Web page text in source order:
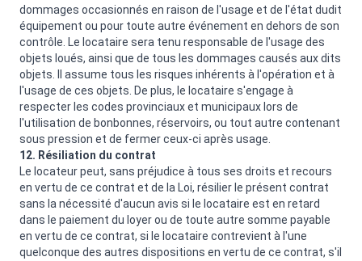
dommages occasionnés en raison de l'usage et de l'état dudit
équipement ou pour toute autre événement en dehors de son
contrôle. Le locataire sera tenu responsable de l'usage des
objets loués, ainsi que de tous les dommages causés aux dits
objets. Il assume tous les risques inhérents à l'opération et à
l'usage de ces objets. De plus, le locataire s'engage à
respecter les codes provinciaux et municipaux lors de
l'utilisation de bonbonnes, réservoirs, ou tout autre contenant
sous pression et de fermer ceux-ci après usage.
12. Résiliation du contrat
Le locateur peut, sans préjudice à tous ses droits et recours
en vertu de ce contrat et de la Loi, résilier le présent contrat
sans la nécessité d'aucun avis si le locataire est en retard
dans le paiement du loyer ou de toute autre somme payable
en vertu de ce contrat, si le locataire contrevient à l'une
quelconque des autres dispositions en vertu de ce contrat, s'il